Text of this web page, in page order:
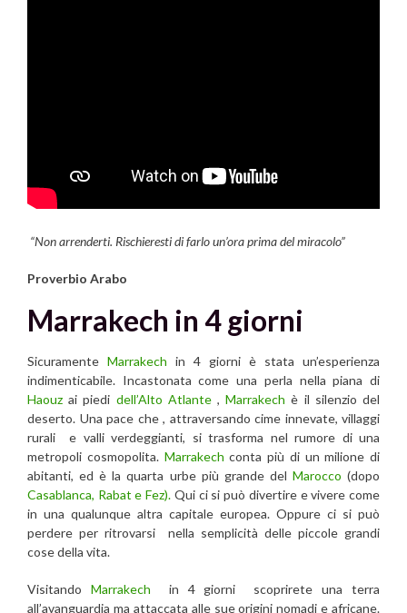
“Non arrenderti. Rischieresti di farlo un’ora prima del miracolo”
Proverbio Arabo
Marrakech in 4 giorni
Sicuramente Marrakech in 4 giorni è stata un’esperienza
indimenticabile. Incastonata come una perla nella piana di
Haouz ai piedi dell’Alto Atlante,Marrakech è il silenzio del
deserto. Una pace che , attraversando cime innevate, villaggi
rurali e valli verdeggianti, si trasforma nel rumore di una
metropoli cosmopolita. Marrakech conta più di un milione di
abitanti, ed è la quarta urbe più grande del Marocco (dopo
Casablanca, Rabat e Fez). Qui ci si può divertire e vivere come
in una qualunque altra capitale europea. Oppure ci si può
perdere per ritrovarsi nella semplicità delle piccole grandi
cose della vita.
Visitando Marrakech in 4 giorni scoprirete una terra
all’avanguardia ma attaccata alle sue origini nomadi e africane.